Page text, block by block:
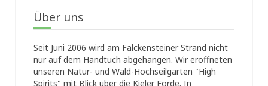
Über uns
Seit Juni 2006 wird am Falckensteiner Strand nicht
nur auf dem Handtuch abgehangen. Wir eröffneten
unseren Natur- und Wald-Hochseilgarten "High
Spirits" mit Blick über die Kieler Förde. In